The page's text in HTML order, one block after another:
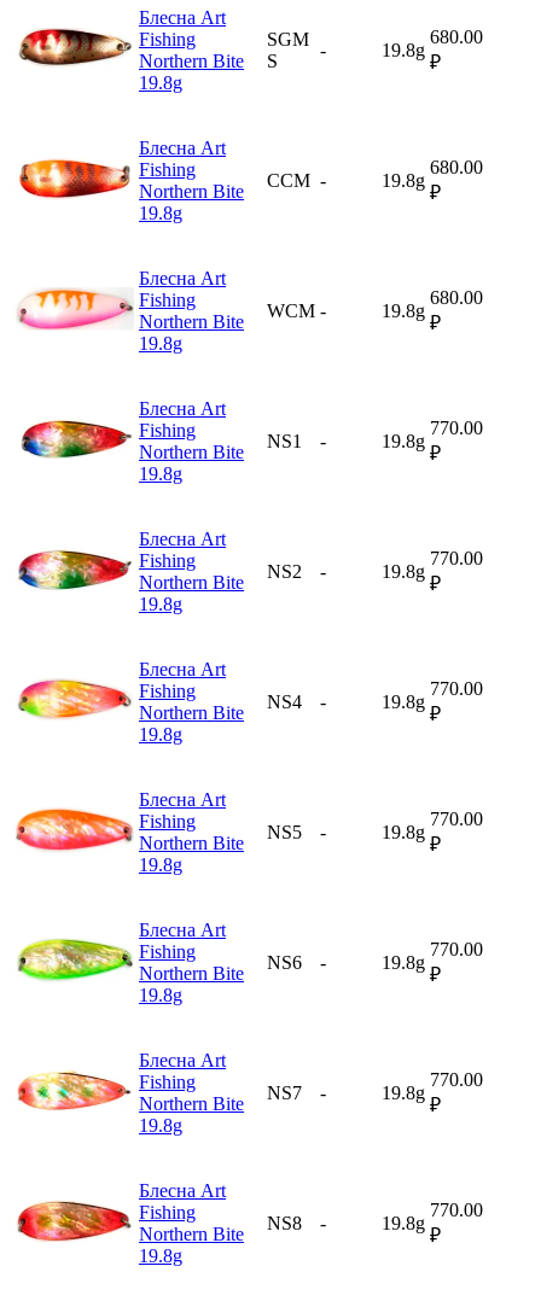
Блесна Art
Fishing
Northern Bite
19.8g
SGM
S
- 19.8g
680.00
₽
Блесна Art
Fishing
Northern Bite
19.8g
CCM - 19.8g
680.00
₽
Блесна Art
Fishing
Northern Bite
19.8g
WCM - 19.8g
680.00
₽
Блесна Art
Fishing
Northern Bite
19.8g
NS1 - 19.8g
770.00
₽
Блесна Art
Fishing
Northern Bite
19.8g
NS2 - 19.8g
770.00
₽
Блесна Art
Fishing
Northern Bite
19.8g
NS4 - 19.8g
770.00
₽
Блесна Art
Fishing
Northern Bite
19.8g
NS5 - 19.8g
770.00
₽
Блесна Art
Fishing
Northern Bite
19.8g
NS6 - 19.8g
770.00
₽
Блесна Art
Fishing
Northern Bite
19.8g
NS7 - 19.8g
770.00
₽
Блесна Art
Fishing
Northern Bite
19.8g
NS8 - 19.8g
770.00
₽